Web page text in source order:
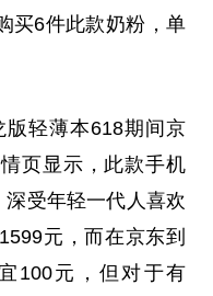
买6件此款奶粉，单
轻薄本618期间京
页显示，此款手机
受年轻一代人喜欢
元，而在京东到
100元，但对于有